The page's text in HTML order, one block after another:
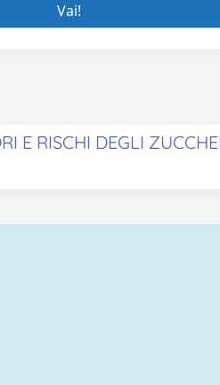
E RISCHI DEGLI